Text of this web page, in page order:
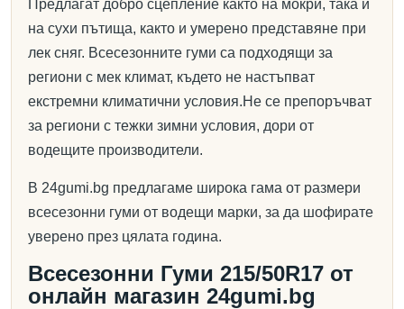
Предлагат добро сцепление както на мокри, така и
на сухи пътища, както и умерено представяне при
лек сняг. Всесезонните гуми са подходящи за
региони с мек климат, където не настъпват
екстремни климатични условия.Не се препоръчват
за региони с тежки зимни условия, дори от
водещите производители.
В 24gumi.bg предлагаме широка гама от размери
всесезонни гуми от водещи марки, за да шофирате
уверено през цялата година.
Всесезонни Гуми 215/50R17 от
онлайн магазин 24gumi.bg